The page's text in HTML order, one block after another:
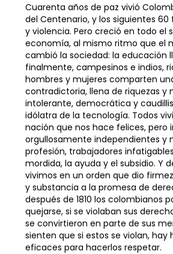
Cuarenta años de paz vivió
del Centenario, y los siguientes
y violencia. Pero creció en todo el
economía, al mismo ritmo que el
cambió la sociedad: la educación
finalmente, campesinos e indios,
hombres y mujeres comparten
contradictoria, llena de riquezas y
intolerante, democrática y
idólatra de la tecnología. Todos
nación que nos hace felices, pero
orgullosamente independientes y
profesión, trabajadores
mordida, la ayuda y el subsidio. Y
vivimos en un orden que dio
y substancia a la promesa de
después de 1810 los colombianos
quejarse, si se violaban sus
se convirtieron en parte de sus
sienten que si estos se violan, hay
eficaces para hacerlos respetar.